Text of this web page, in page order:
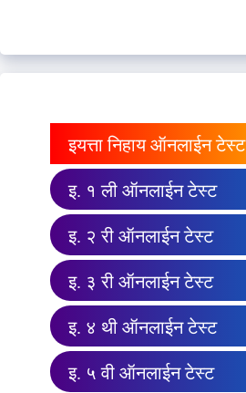
इयत्ता निहाय ऑनलाईन टेस्ट
इ. १ ली ऑनलाईन टेस्ट
इ. २ री ऑनलाईन टेस्ट
इ. ३ री ऑनलाईन टेस्ट
इ. ४ थी ऑनलाईन टेस्ट
इ. ५ वी ऑनलाईन टेस्ट